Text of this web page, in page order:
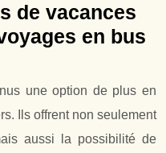
de vacances
en bus
une option de plus en
Ils offrent non seulement
aussi la possibilité de